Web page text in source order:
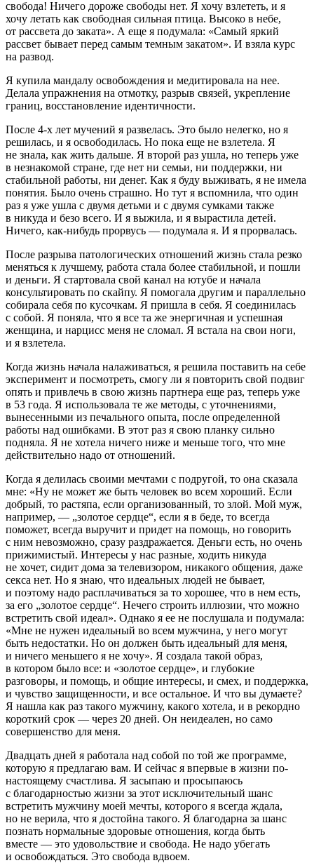
свобода! Ничего дороже свободы нет. Я хочу взлететь, и я
хочу летать как свободная сильная птица. Высоко в небе,
от рассвета до заката». А еще я подумала: «Самый яркий
рассвет бывает перед самым темным закатом». И взяла курс
на развод.
Я купила мандалу освобождения и медитировала на нее.
Делала упражнения на отмотку, разрыв связей, укрепление
границ, восстановление идентичности.
После 4-х лет мучений я развелась. Это было нелегко, но я
решилась, и я освободилась. Но пока еще не взлетела. Я
не знала, как жить дальше. Я второй раз ушла, но теперь уже
в незнакомой стране, где нет ни семьи, ни поддержки, ни
стабильной работы, ни денег. Как я буду выживать, я не имела
понятия. Было очень страшно. Но тут я вспомнила, что один
раз я уже ушла с двумя детьми и с двумя сумками также
в никуда и безо всего. И я выжила, и я вырастила детей.
Ничего, как-нибудь прорвусь — подумала я. И я прорвалась.
После разрыва патологических отношений жизнь стала резко
меняться к лучшему, работа стала более стабильной, и пошли
и деньги. Я стартовала свой канал на ютубе и начала
консультировать по скайпу. Я помогала другим и параллельно
собирала себя по кусочкам. Я пришла в себя. Я соединилась
с собой. Я поняла, что я все та же энергичная и успешная
женщина, и нарцисс меня не сломал. Я встала на свои ноги,
и я взлетела.
Когда жизнь начала налаживаться, я решила поставить на себе
эксперимент и посмотреть, смогу ли я повторить свой подвиг
опять и привлечь в свою жизнь партнера еще раз, теперь уже
в 53 года. Я использовала те же методы, с уточнениями,
вынесенными из печального опыта, после определенной
работы над ошибками. В этот раз я свою планку сильно
подняла. Я не хотела ничего ниже и меньше того, что мне
действительно надо от отношений.
Когда я делилась своими мечтами с подругой, то она сказала
мне: «Ну не может же быть человек во всем хороший. Если
добрый, то растяпа, если организованный, то злой. Мой муж,
например, — „золотое сердце“, если я в беде, то всегда
поможет, всегда выручит и придет на помощь, но говорить
с ним невозможно, сразу раздражается. Деньги есть, но очень
прижимистый. Интересы у нас разные, ходить никуда
не хочет, сидит дома за телевизором, никакого общения, даже
секса нет. Но я знаю, что идеальных людей не бывает,
и поэтому надо расплачиваться за то хорошее, что в нем есть,
за его „золотое сердце“. Нечего строить иллюзии, что можно
встретить свой идеал». Однако я ее не послушала и подумала:
«Мне не нужен идеальный во всем мужчина, у него могут
быть недостатки. Но он должен быть идеальный для меня,
и ничего меньшего я не хочу». Я создала такой образ,
в котором было все: и «золотое сердце», и глубокие
разговоры, и помощь, и общие интересы, и смех, и поддержка,
и чувство защищенности, и все остальное. И что вы думаете?
Я нашла как раз такого мужчину, какого хотела, и в рекордно
короткий срок — через 20 дней. Он неидеален, но само
совершенство для меня.
Двадцать дней я работала над собой по той же программе,
которую я предлагаю вам. И сейчас я впервые в жизни по-
настоящему счастлива. Я засыпаю и просыпаюсь
с благодарностью жизни за этот исключительный шанс
встретить мужчину моей мечты, которого я всегда ждала,
но не верила, что я достойна такого. Я благодарна за шанс
познать нормальные здоровые отношения, когда быть
вместе — это удовольствие и свобода. Не надо убегать
и освобождаться. Это свобода вдвоем.